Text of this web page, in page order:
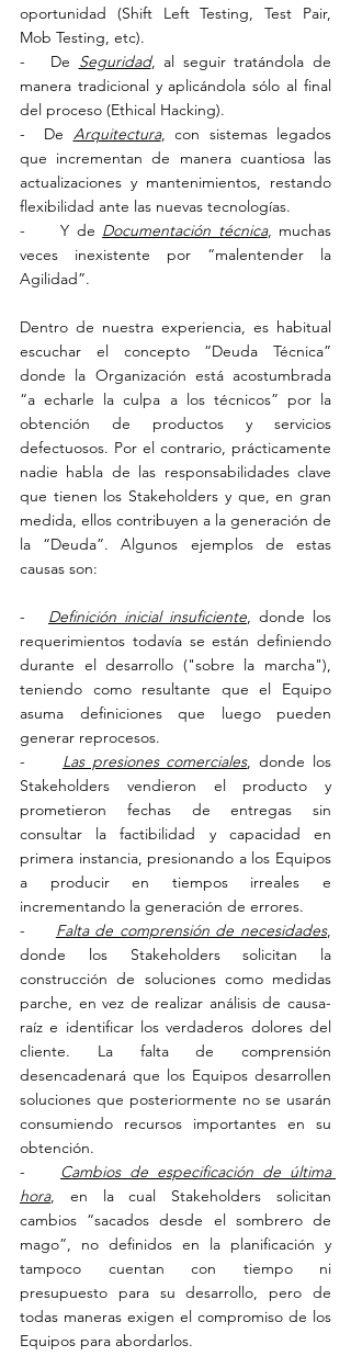
oportunidad (Shift Left Testing, Test Pair,
Mob Testing, etc).
-   De Seguridad, al seguir tratándola de
manera tradicional y aplicándola sólo al final
del proceso (Ethical Hacking).
-  De Arquitectura, con sistemas legados
que incrementan de manera cuantiosa las
actualizaciones y mantenimientos, restando
flexibilidad ante las nuevas tecnologías.
-     Y de Documentación técnica, muchas
veces inexistente por “malentender la
Agilidad”.
Dentro de nuestra experiencia, es habitual
escuchar el concepto “Deuda Técnica”
donde la Organización está acostumbrada
“a echarle la culpa a los técnicos” por la
obtención de productos y servicios
defectuosos. Por el contrario, prácticamente
nadie habla de las responsabilidades clave
que tienen los Stakeholders y que, en gran
medida, ellos contribuyen a la generación de
la “Deuda”. Algunos ejemplos de estas
causas son:
- Definición inicial insuficiente, donde los
requerimientos todavía se están definiendo
durante el desarrollo ("sobre la marcha"),
teniendo como resultante que el Equipo
asuma definiciones que luego pueden
generar reprocesos.
- Las presiones comerciales, donde los
Stakeholders vendieron el producto y
prometieron fechas de entregas sin
consultar la factibilidad y capacidad en
primera instancia, presionando a los Equipos
a producir en tiempos irreales e
incrementando la generación de errores.
- Falta de comprensión de necesidades,
donde los Stakeholders solicitan la
construcción de soluciones como medidas
parche, en vez de realizar análisis de causa-
raíz e identificar los verdaderos dolores del
cliente. La falta de comprensión
desencadenará que los Equipos desarrollen
soluciones que posteriormente no se usarán
consumiendo recursos importantes en su
obtención.
- Cambios de especificación de última
hora, en la cual Stakeholders solicitan
cambios “sacados desde el sombrero de
mago”, no definidos en la planificación y
tampoco cuentan con tiempo ni
presupuesto para su desarrollo, pero de
todas maneras exigen el compromiso de los
Equipos para abordarlos.